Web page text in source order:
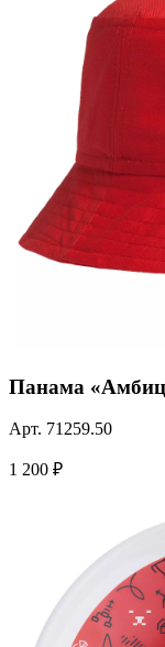
Панама
Арт. 71259.50
1 200 ₽